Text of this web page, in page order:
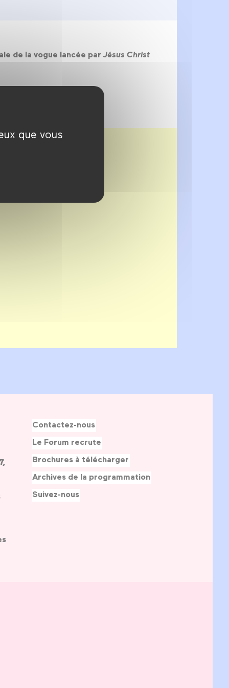
que vous
de la vogue lancée parJésus Christ
Contactez-nous
Le Forum recrute
Brochures à télécharger
Archives de la programmation
Suivez-nous